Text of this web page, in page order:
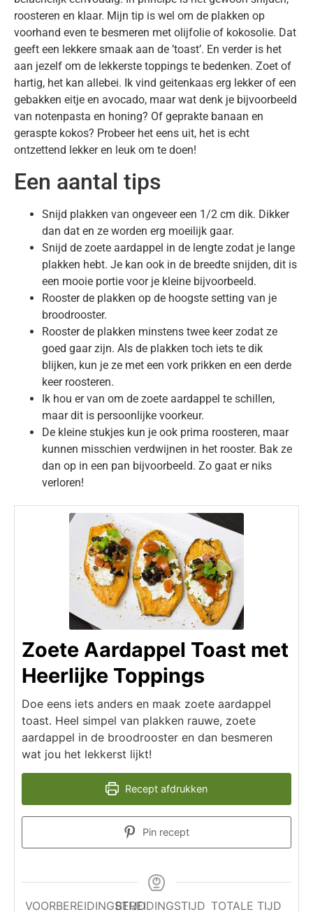
roosteren en klaar. Mijn tip is wel om de plakken op
voorhand even te besmeren met olijfolie of kokosolie. Dat
geeft een lekkere smaak aan de ’toast’. En verder is het
aan jezelf om de lekkerste toppings te bedenken. Zoet of
hartig, het kan allebei. Ik vind geitenkaas erg lekker of een
gebakken eitje en avocado, maar wat denk je bijvoorbeeld
van notenpasta en honing? Of geprakte banaan en
geraspte kokos? Probeer het eens uit, het is echt
ontzettend lekker en leuk om te doen!
Een aantal tips
Snijd plakken van ongeveer een 1/2 cm dik. Dikker
dan dat en ze worden erg moeilijk gaar.
Snijd de zoete aardappel in de lengte zodat je lange
plakken hebt. Je kan ook in de breedte snijden, dit is
een mooie portie voor je kleine bijvoorbeeld.
Rooster de plakken op de hoogste setting van je
broodrooster.
Rooster de plakken minstens twee keer zodat ze
goed gaar zijn. Als de plakken toch iets te dik
blijken, kun je ze met een vork prikken en een derde
keer roosteren.
Ik hou er van om de zoete aardappel te schillen,
maar dit is persoonlijke voorkeur.
De kleine stukjes kun je ook prima roosteren, maar
kunnen misschien verdwijnen in het rooster. Bak ze
dan op in een pan bijvoorbeeld. Zo gaat er niks
verloren!
Zoete Aardappel Toast met
Heerlijke Toppings
Doe eens iets anders en maak zoete aardappel
toast. Heel simpel van plakken rauwe, zoete
aardappel in de broodrooster en dan besmeren
wat jou het lekkerst lijkt!
Recept afdrukken
Pin recept
VOORBEREIDINGSTIJDBEREIDINGSTIJD TOTALE TIJD